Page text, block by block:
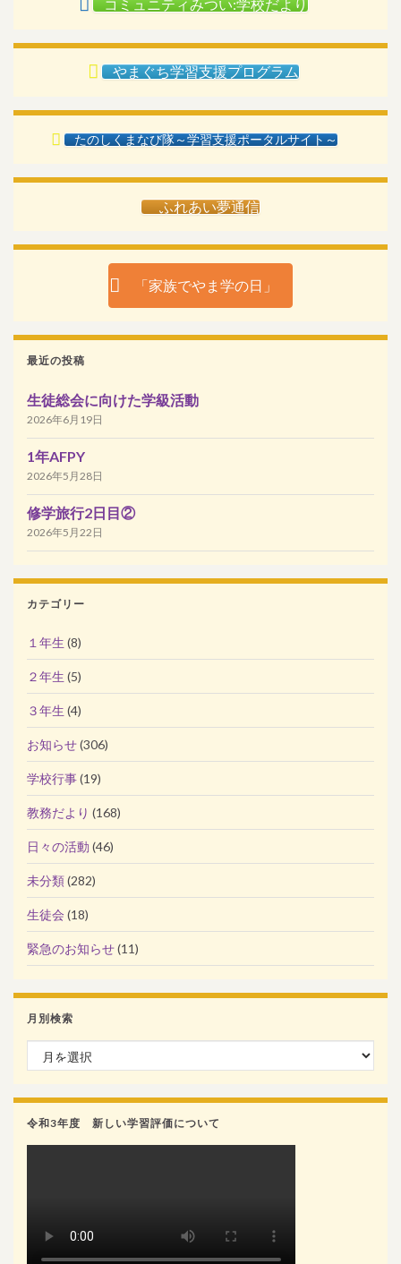
コミュニティみつい:学校だより
やまぐち学習支援プログラム
たのしくまなび隊～学習支援ポータルサイト～
ふれあい夢通信
「家族でやま学の日」
最近の投稿
生徒総会に向けた学級活動
2026年6月19日
1年AFPY
2026年5月28日
修学旅行2日目②
2026年5月22日
カテゴリー
１年生 (8)
２年生 (5)
３年生 (4)
お知らせ(306)
学校行事(19)
教務だより (168)
日々の活動 (46)
未分類(282)
生徒会 (18)
緊急のお知らせ(11)
月別検索
月別検索
令和3年度 新しい学習評価について